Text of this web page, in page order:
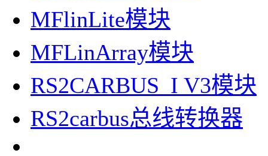
MFlinLite模块
MFLinArray模块
RS2CARBUS_I V3模块
RS2carbus总线转换器